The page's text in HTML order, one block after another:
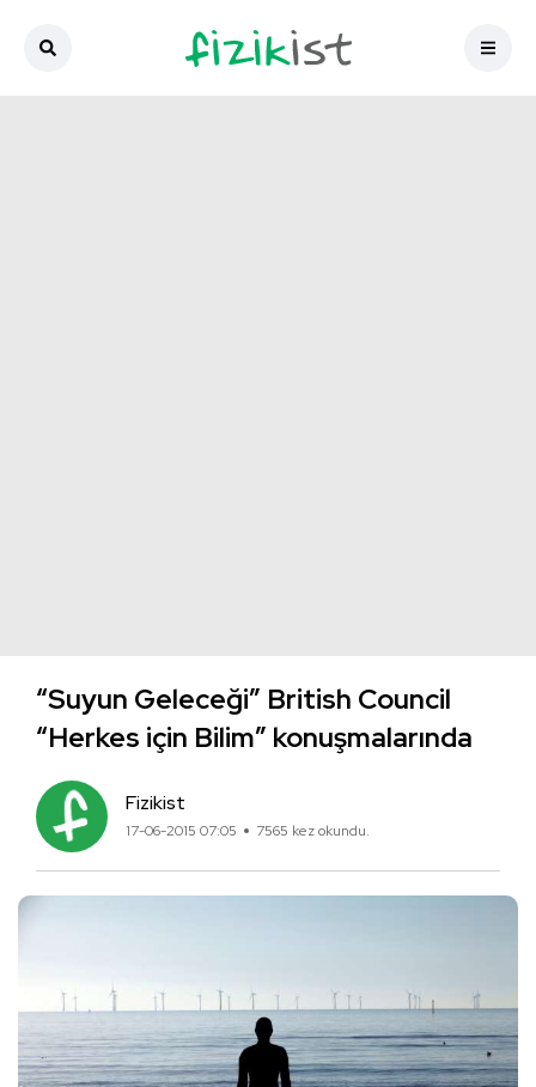
“Suyun Geleceği” British Council
“Herkes için Bilim” konuşmalarında
Fizikist
17-06-2015 07:05 7565 kez okundu.